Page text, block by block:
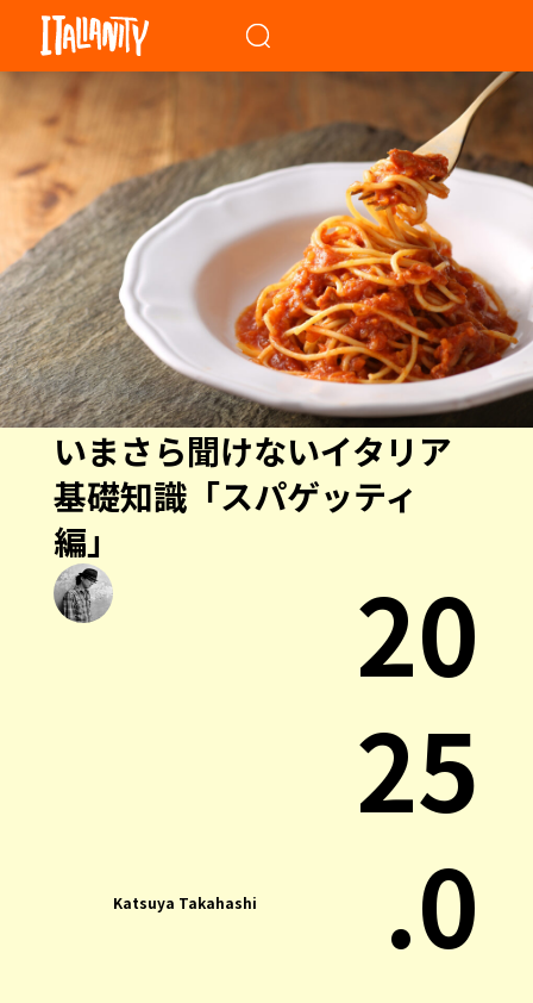
いまさら聞けないイタリア
基礎知識「スパゲッティ
編」
Katsuya Takahashi
20
25
.0